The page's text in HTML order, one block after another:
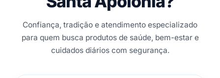
Confiança, tradição e atendimento especializado
para quem busca produtos de saúde, bem-estar e
cuidados diários com segurança.